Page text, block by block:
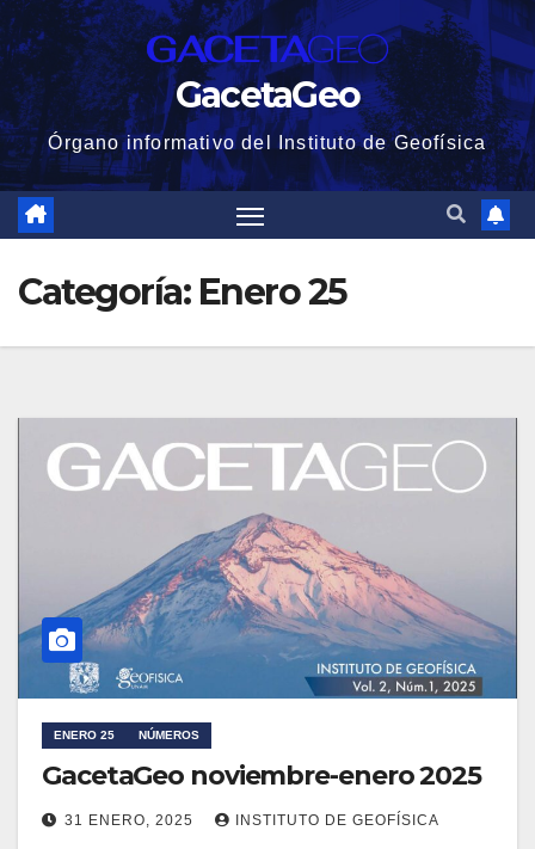
Saltar
al
contenido
GacetaGeo
Órgano informativo del Instituto de Geofísica
Categoría: Enero 25
ENERO 25 NÚMEROS
GacetaGeo noviembre-enero 2025
31 ENERO, 2025 INSTITUTO DE GEOFÍSICA